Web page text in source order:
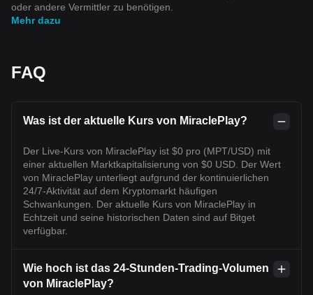
oder andere Vermittler zu benötigen.
Mehr dazu
FAQ
Was ist der aktuelle Kurs von MiraclePlay?
Der Live-Kurs von MiraclePlay ist $0 pro (MPT/USD) mit
einer aktuellen Marktkapitalisierung von $0 USD. Der Wert
von MiraclePlay unterliegt aufgrund der kontinuierlichen
24/7-Aktivität auf dem Kryptomarkt häufigen
Schwankungen. Der aktuelle Kurs von MiraclePlay in
Echtzeit und seine historischen Daten sind auf Bitget
verfügbar.
Wie hoch ist das 24-Stunden-Trading-Volumen
von MiraclePlay?